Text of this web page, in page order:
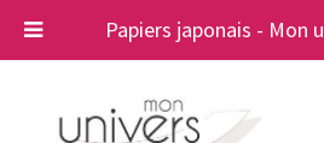
Papiers japonais - Mon